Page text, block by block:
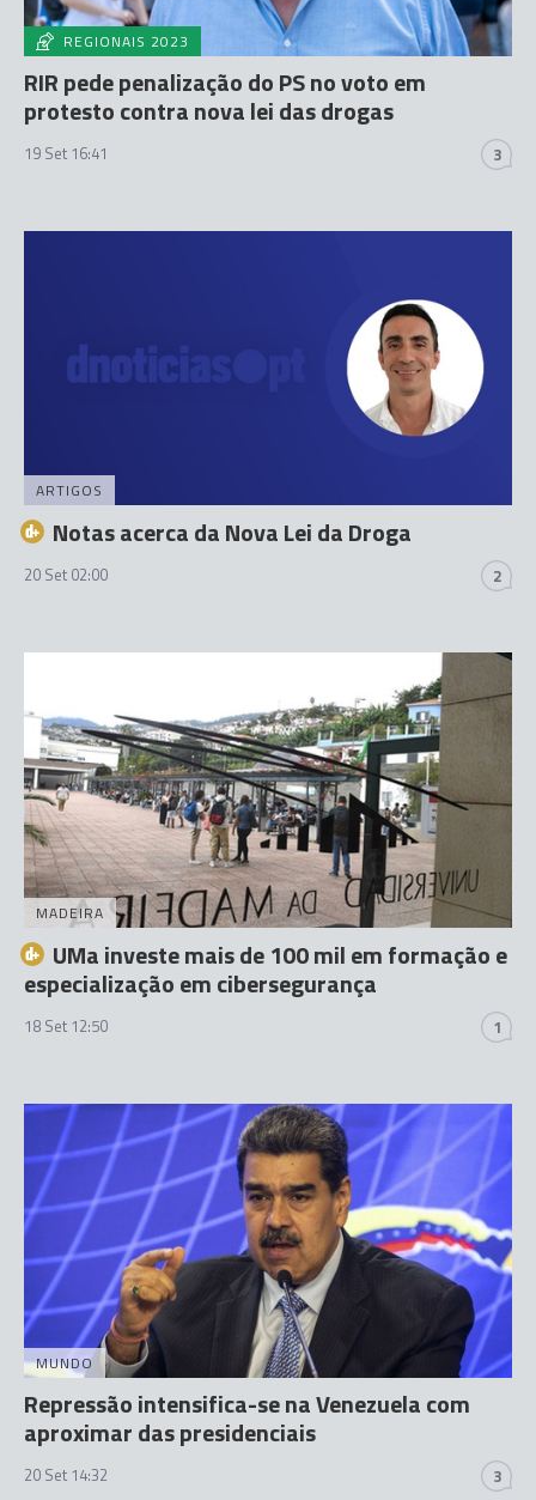
REGIONAIS 2023
RIR pede penalização do PS no voto em
protesto contra nova lei das drogas
19 Set 16:41 3
ARTIGOS
Notas acerca da Nova Lei da Droga
20 Set 02:00 2
MADEIRA
UMa investe mais de 100 mil em formação e
especialização em cibersegurança
18 Set 12:50 1
MUNDO
Repressão intensifica-se na Venezuela com
aproximar das presidenciais
20 Set 14:32 3